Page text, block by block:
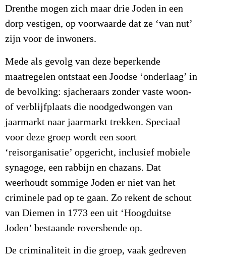
Drenthe mogen zich maar drie Joden in een
dorp vestigen, op voorwaarde dat ze ‘van nut’
zijn voor de inwoners.
Mede als gevolg van deze beperkende
maatregelen ontstaat een Joodse ‘onderlaag’ in
de bevolking: sjacheraars zonder vaste woon-
of verblijfplaats die noodgedwongen van
jaarmarkt naar jaarmarkt trekken. Speciaal
voor deze groep wordt een soort
‘reisorganisatie’ opgericht, inclusief mobiele
synagoge, een rabbijn en chazans. Dat
weerhoudt sommige Joden er niet van het
criminele pad op te gaan. Zo rekent de schout
van Diemen in 1773 een uit ‘Hoogduitse
Joden’ bestaande roversbende op.
De criminaliteit in die groep, vaak gedreven